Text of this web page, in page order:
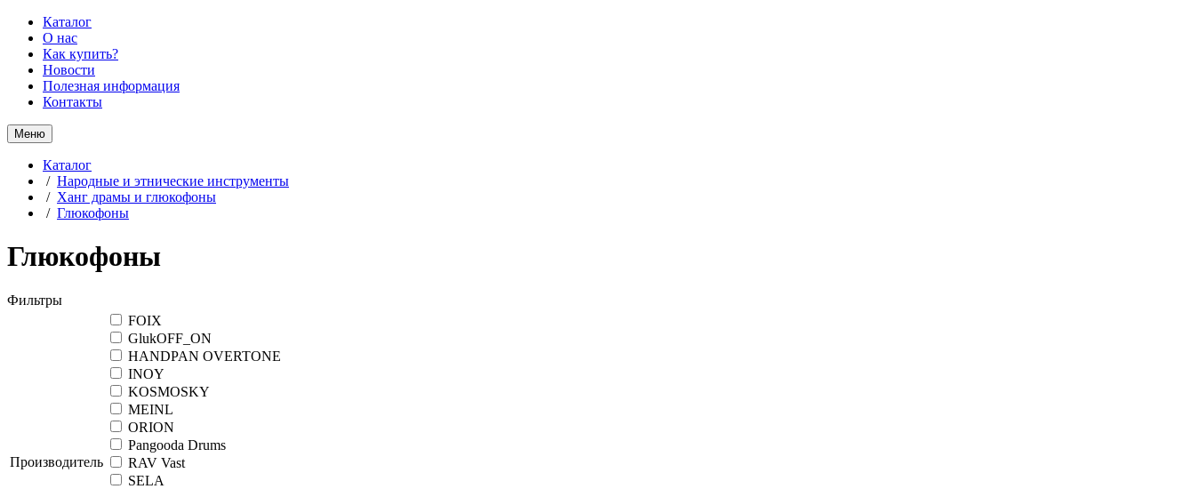
Каталог
О нас
Как купить?
Новости
Полезная информация
Контакты
Меню
Каталог
/ Народные и этнические инструменты
/ Ханг драмы и глюкофоны
/ Глюкофоны
Глюкофоны
Фильтры
Производитель
FOIX
GlukOFF_ON
HANDPAN OVERTONE
INOY
KOSMOSKY
MEINL
ORION
Pangooda Drums
RAV Vast
SELA